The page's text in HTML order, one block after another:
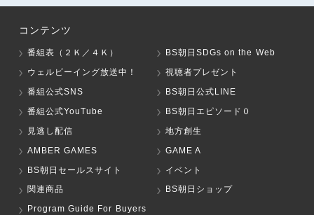
コンテンツ
番組表（２Ｋ／４Ｋ）
BS朝日SDGs on the Web
ウェルビーイング放送中！
視聴者プレゼント
番組公式SNS
BS朝日公式LINE
番組公式YouTube
BS朝日エピソード０
見逃し配信
地方創生
AMBER GAMES
GAME A
BS朝日セールスサイト
イベント
関連商品
BS朝日ショップ
Program Guide For Buyers